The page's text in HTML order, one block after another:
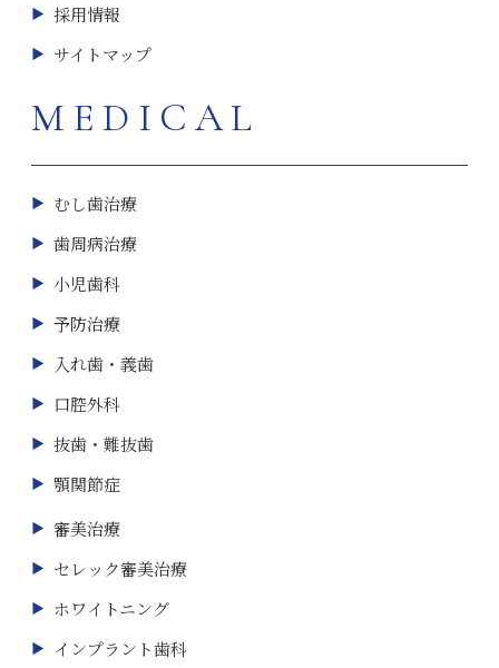
採用情報
サイトマップ
MEDICAL
むし歯治療
歯周病治療
小児歯科
予防治療
入れ歯・義歯
口腔外科
抜歯・難抜歯
顎関節症
審美治療
セレック審美治療
ホワイトニング
インプラント歯科